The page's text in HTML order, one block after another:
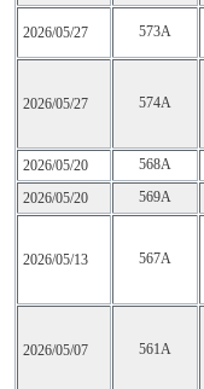
2026/05/27 573A
2026/05/27 574A
2026/05/20
568A
2026/05/20
569A
2026/05/13 567A
2026/05/07 561A